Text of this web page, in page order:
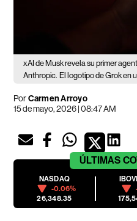
xAI de Musk revela su primer
Anthropic. El logotipo de Grok en
PorCarmen Arroyo
15 de mayo, 2026 | 08:47 AM
ÚLTIMAS
NASDAQ
-0.06%
26,348.35